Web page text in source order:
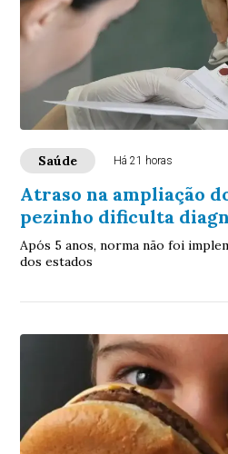
Saúde Há 21 horas
Atraso na ampliação
pezinho dificulta
Após 5 anos, norma não foi
dos estados